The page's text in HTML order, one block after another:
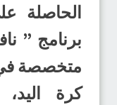
الحاصلة
برنامج ”
متخصصة
كرة